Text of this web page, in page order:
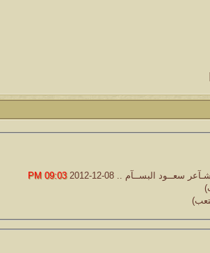
سعــود البســآم ..
09:03 PM